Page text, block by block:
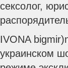
сексолог,
IVONA
украинском